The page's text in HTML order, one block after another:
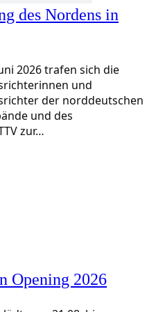
des Nordens in
2026 trafen sich die
und
der norddeutschen
und des
zur…
Opening 2026